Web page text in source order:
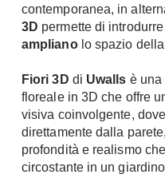
contemporanea, in
3D permette di
amplianolo spazio della
Fiori 3D di Uwalls è una
floreale in 3D che offre
visiva coinvolgente,
direttamente dalla
profondità e realismo
circostante in un